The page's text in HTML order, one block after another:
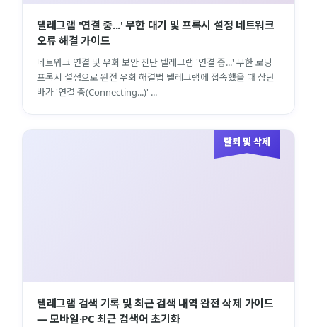
텔레그램 '연결 중...' 무한 대기 및 프록시 설정 네트워크
오류 해결 가이드
네트워크 연결 및 우회 보안 진단 텔레그램 '연결 중...' 무한 로딩
프록시 설정으로 완전 우회 해결법 텔레그램에 접속했을 때 상단
바가 '연결 중(Connecting...)' ...
탈퇴 및 삭제
텔레그램 검색 기록 및 최근 검색 내역 완전 삭제 가이드
— 모바일·PC 최근 검색어 초기화